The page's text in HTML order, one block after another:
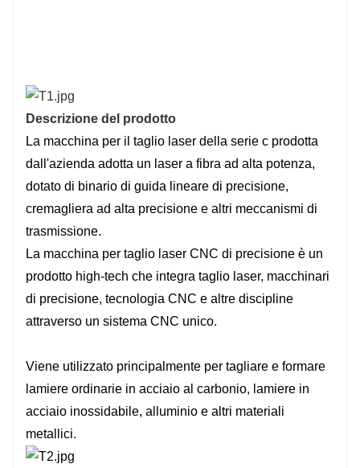
Descrizione del prodotto
La macchina per il taglio laser della serie c prodotta
dall'azienda adotta un laser a fibra ad alta potenza,
dotato di binario di guida lineare di precisione,
cremagliera ad alta precisione e altri meccanismi di
trasmissione.
La macchina per taglio laser CNC di precisione è un
prodotto high-tech che integra taglio laser, macchinari
di precisione, tecnologia CNC e altre discipline
attraverso un sistema CNC unico.
Viene utilizzato principalmente per tagliare e formare
lamiere ordinarie in acciaio al carbonio, lamiere in
acciaio inossidabile, alluminio e altri materiali
metallici.